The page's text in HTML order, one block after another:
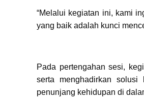
“Melalui kegiatan ini, kami
yang baik adalah kunci
Pada pertengahan sesi,
serta menghadirkan
penunjang kehidupan di